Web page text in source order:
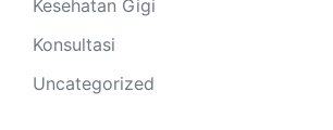
Kesehatan Gigi
Konsultasi
Uncategorized